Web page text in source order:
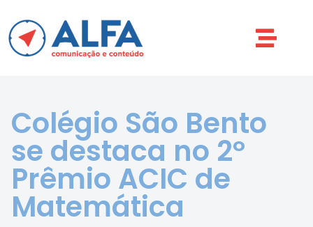
Colégio São Bento
se destaca no 2º
Prêmio ACIC de
Matemática